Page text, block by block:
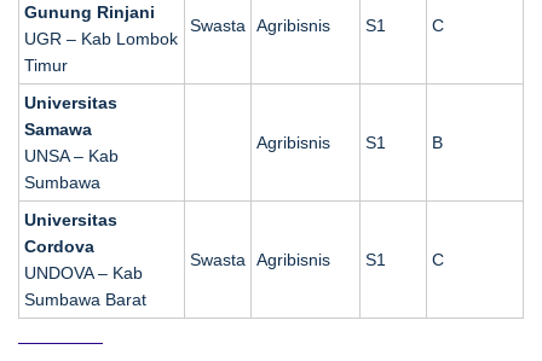
Gunung Rinjani
UGR – Kab Lombok
Timur
Swasta Agribisnis S1 C
Universitas
Samawa
UNSA – Kab
Sumbawa
Agribisnis S1 B
Universitas
Cordova
UNDOVA – Kab
Sumbawa Barat
Swasta Agribisnis S1 C